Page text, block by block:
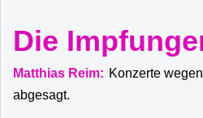
Die
Matthias Reim: Konzerte
abgesagt.